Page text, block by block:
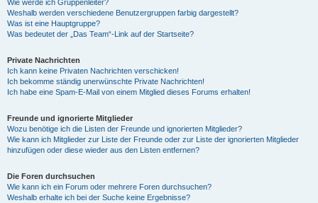
Wie werde ich Gruppenleiter?
Weshalb werden verschiedene Benutzergruppen farbig dargestellt?
Was ist eine Hauptgruppe?
Was bedeutet der „Das Team“-Link auf der Startseite?
Private Nachrichten
Ich kann keine Privaten Nachrichten verschicken!
Ich bekomme ständig unerwünschte Private Nachrichten!
Ich habe eine Spam-E-Mail von einem Mitglied dieses Forums erhalten!
Freunde und ignorierte Mitglieder
Wozu benötige ich die Listen der Freunde und ignorierten Mitglieder?
Wie kann ich Mitglieder zur Liste der Freunde oder zur Liste der ignorierten Mitglieder
hinzufügen oder diese wieder aus den Listen entfernen?
Die Foren durchsuchen
Wie kann ich ein Forum oder mehrere Foren durchsuchen?
Weshalb erhalte ich bei der Suche keine Ergebnisse?